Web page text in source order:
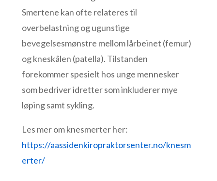
Smertene kan ofte relateres til
overbelastning og ugunstige
bevegelsesmønstre mellom lårbeinet (femur)
og kneskålen (patella). Tilstanden
forekommer spesielt hos unge mennesker
som bedriver idretter som inkluderer mye
løping samt sykling.
Les mer om knesmerter her:
https://aassidenkiropraktorsenter.no/knesm
erter/